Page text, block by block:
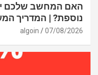
האם המחשב שלכם
נוספת? | המדריך
07/08/2026
algoin